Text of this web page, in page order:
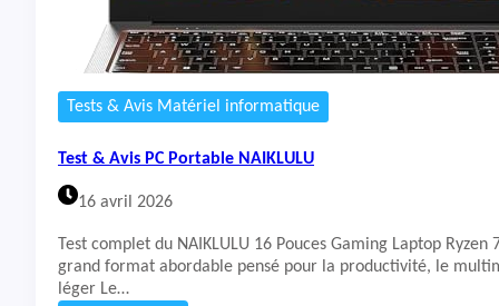
r
t
a
b
l
T
v
q
u
e
Tests & Avis Matériel informatique
Test & Avis PC Portable NAIKLULU
16 avril 2026
Test complet du NAIKLULU 16 Pouces Gaming Laptop Ryzen
grand format abordable pensé pour la productivité, le
léger Le…